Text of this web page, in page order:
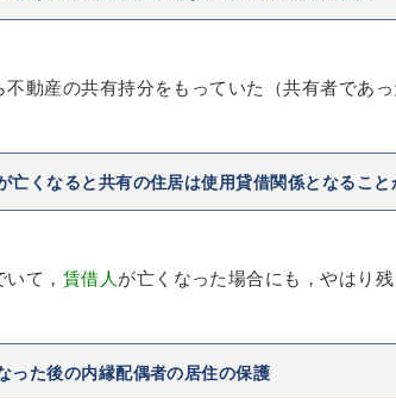
動産の共有持分をもっていた（共有者であ
亡くなると共有の住居は使用貸借関係となること
て， 賃借人が亡くなった場合にも，やはり
った後の内縁配偶者の居住の保護